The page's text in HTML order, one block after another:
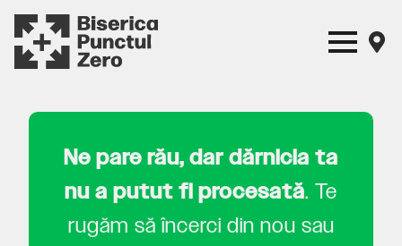
Ne pare rău, dar dărnicia ta
nu a putut fi procesată. Te
rugăm să încerci din nou sau